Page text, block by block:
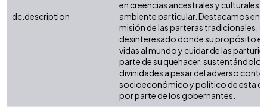
dc.description
en creencias ancestrales y culturales
ambiente particular. Destacamos en
misión de las parteras tradicionales,
desinteresado donde su propósito
vidas al mundo y cuidar de las
parte de su quehacer, sustentándolo
divinidades a pesar del adverso
socioeconómico y político de esta
por parte de los gobernantes.